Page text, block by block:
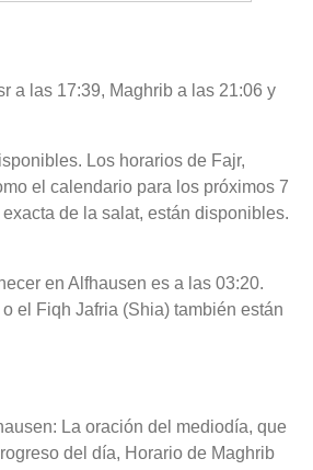
a las 17:39, Maghrib a las 21:06 y
Los horarios de Fajr,
el calendario para los próximos 7
de la salat, están disponibles.
en Alfhausen es a las 03:20.
el Fiqh Jafria (Shia) también están
La oración del mediodía, que
del día, Horario de Maghrib